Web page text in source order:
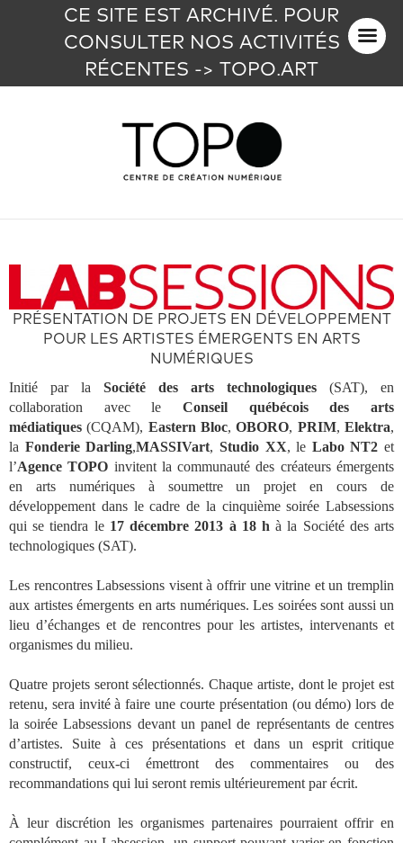
CE SITE EST ARCHIVÉ. POUR
CONSULTER NOS ACTIVITÉS
RÉCENTES -> TOPO.ART
PRÉSENTATION DE PROJETS EN DÉVELOPPEMENT
POUR LES ARTISTES ÉMERGENTS EN ARTS
NUMÉRIQUES
Initié par la Société des arts technologiques (SAT), en
collaboration avec le Conseil québécois des arts
médiatiques (CQAM), Eastern Bloc,OBORO, PRIM,Elektra,
la Fonderie Darling,MASSIVart, Studio XX, le Labo NT2 et
l’Agence TOPO invitent la communauté des créateurs émergents
en arts numériques à soumettre un projet en cours de
développement dans le cadre de la cinquième soirée Labsessions
qui se tiendra le 17 décembre 2013 à 18 hà la Société des arts
technologiques (SAT).
Les rencontres Labsessions visent à offrir une vitrine et un tremplin
aux artistes émergents en arts numériques. Les soirées sont aussi un
lieu d’échanges et de rencontres pour les artistes, intervenants et
organismes du milieu.
Quatre projets seront sélectionnés. Chaque artiste, dont le projet est
retenu, sera invité à faire une courte présentation (ou démo) lors de
la soirée Labsessions devant un panel de représentants de centres
d’artistes. Suite à ces présentations et dans un esprit critique
constructif, ceux-ci émettront des commentaires ou des
recommandations qui lui seront remis ultérieurement par écrit.
À leur discrétion les organismes partenaires pourraient offrir en